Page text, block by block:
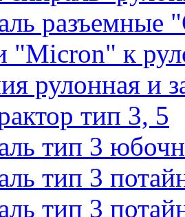
разъемные
"Micron" к
рулонная и
тип 3, 5
тип 3
тип 3
тип 3